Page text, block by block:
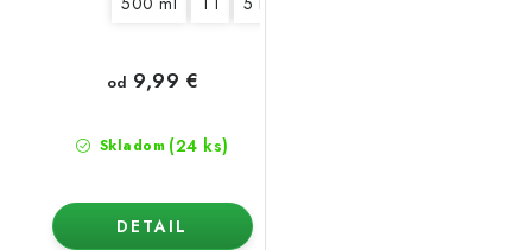
Skladom (24 ks)
od 9,99 €
DETAIL